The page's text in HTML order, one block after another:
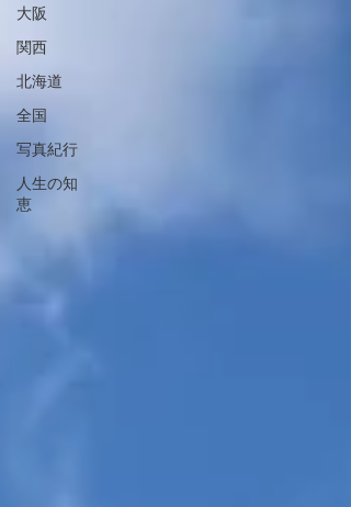
大阪
関西
北海道
全国
写真紀行
人生の知
恵